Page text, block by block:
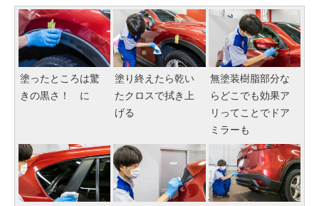
塗ったところは驚
きの黒さ！ に
塗り終えたら乾い
たクロスで拭き上
げる
無塗装樹脂部分な
らどこでも効果ア
リってことでドア
ミラーも